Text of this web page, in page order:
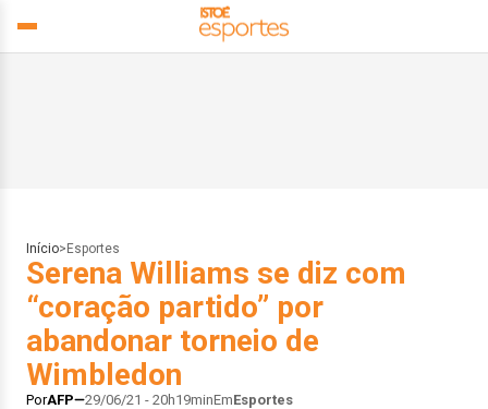
Início> Esportes
Serena Williams se diz com
“coração partido” por
abandonar torneio de
Wimbledon
PorAFP 29/06/21 - 20h19minEmEsportes